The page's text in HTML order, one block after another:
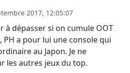
2017, 12:05:07
à dépasser si on cumule OOT
PH a pour lui une console qui
au Japon. Je ne
les autres jeux du top.